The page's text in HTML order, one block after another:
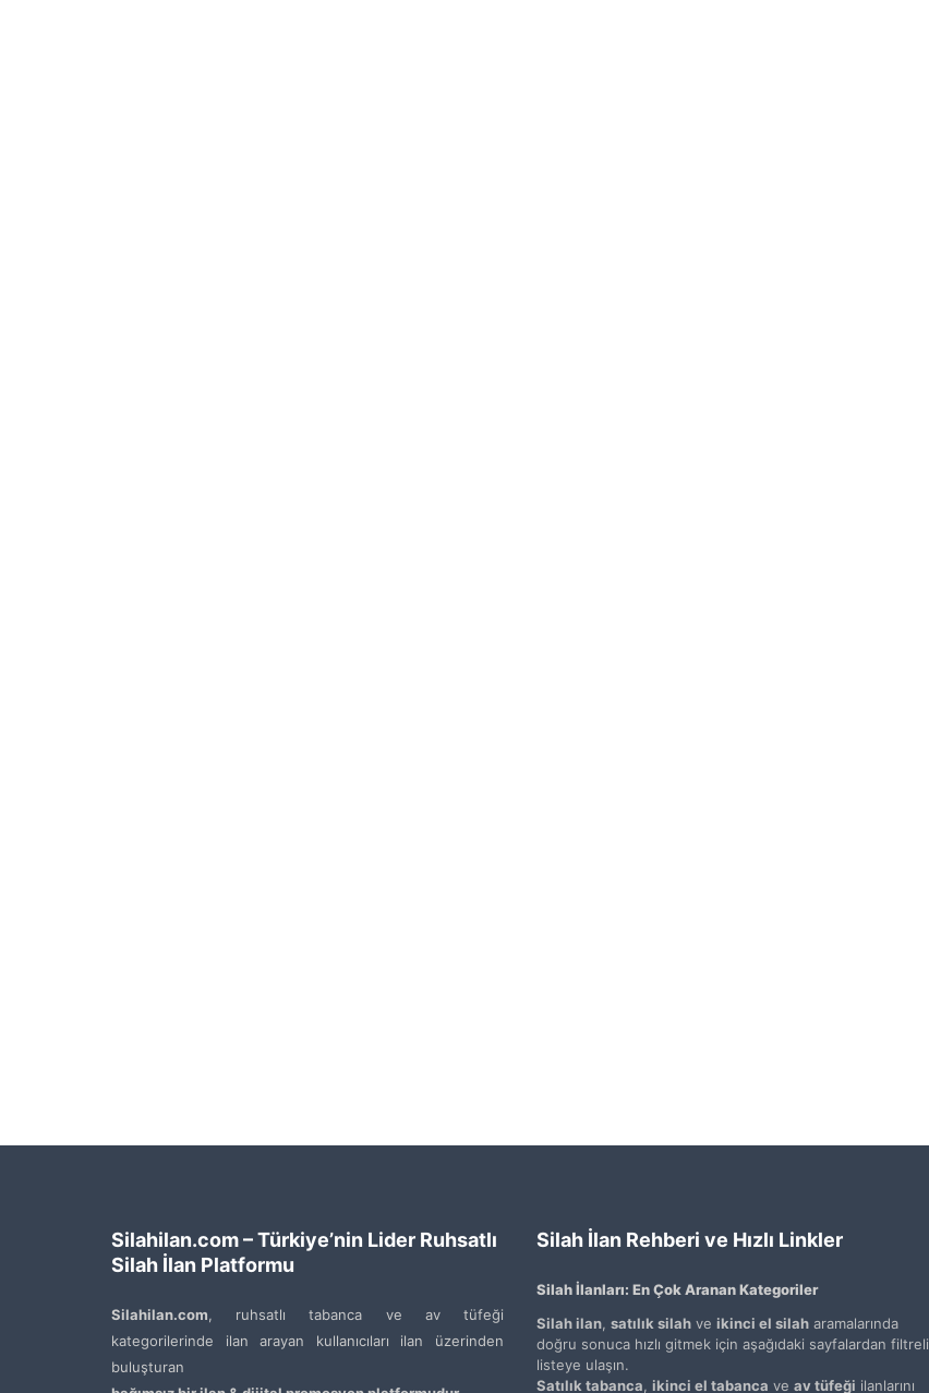
Silahilan.com – Türkiye’nin Lider Ruhsatlı
Silah İlan Platformu
Silahilan.com, ruhsatlı tabanca ve av tüfeği
kategorilerinde ilan arayan kullanıcıları ilan üzerinden
buluşturan
Silah İlan Rehberi ve Hızlı Linkler
Silah İlanları: En Çok Aranan Kategoriler
Silah ilan satılık silah ve ikinci el silah aramalarında
doğru sonuca hızlı gitmek için aşağıdaki sayfalardan filtreli
listeye ulaşın.
Satılık tabanca ikinci el tabanca ve av tüfeği ilanlarını